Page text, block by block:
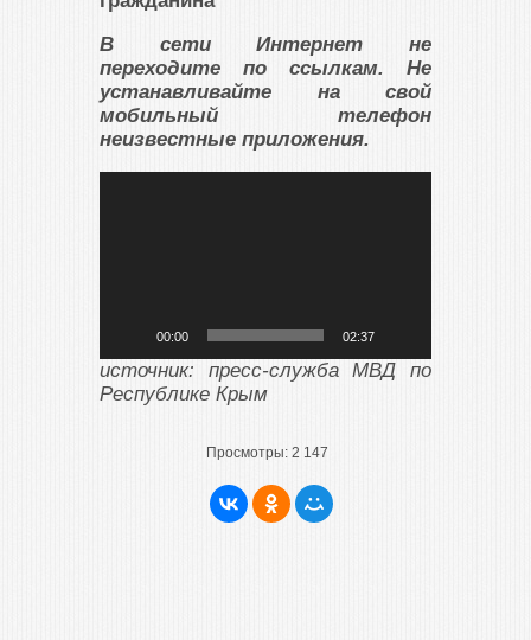
В сети Интернет не
переходите по ссылкам. Не
устанавливайте на свой
мобильный телефон
неизвестные приложения.
00:00 02:37
источник: пресс-служба МВД по
Республике Крым
Просмотры: 2 147